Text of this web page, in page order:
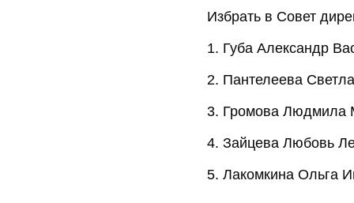
Избрать в Совет
1. Губа Александр
2. Пантелеева
3. Громова Людмила
4. Зайцева Любовь
5. Лакомкина Ольга